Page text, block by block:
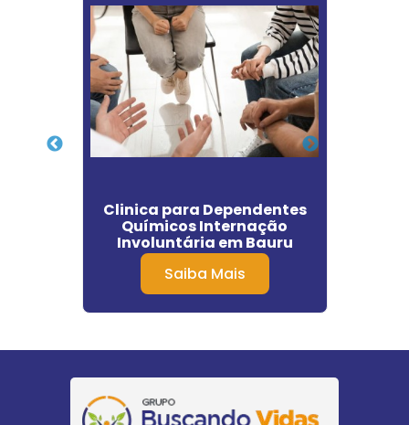
Clinica para Dependentes
Químicos Internação
Involuntária em Bauru
Saiba Mais